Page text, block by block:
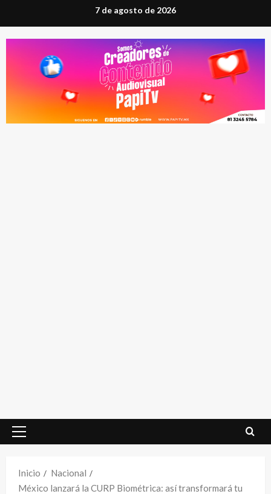
al
contenido
7 de agosto de 2026
Menú
Inicio
Nacional
México lanzará la CURP Biométrica: así transformará tu